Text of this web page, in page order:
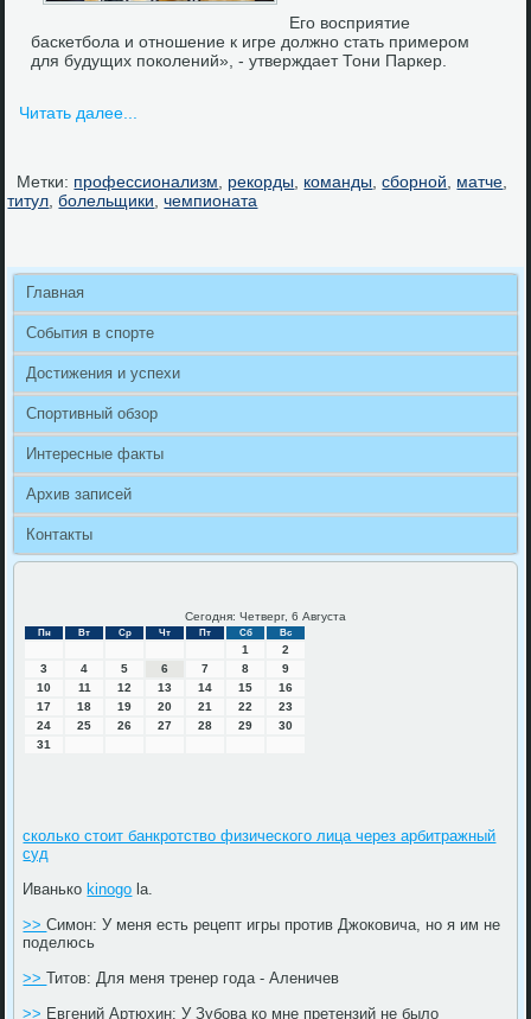
Его восприятие
баскетбола и отношение к игре должно стать примером
для будущих поколений», - утверждает Тони Паркер.
Читать далее...
Метки: профессионализм рекорды команды ,сборной матче
титул ,болельщики ,чемпионата
Главная
События в спорте
Достижения и успехи
Спортивный обзор
Интересные факты
Архив записей
Контакты
Сегодня: Четверг, 6 Августа
Пн Вт Ср Чт Пт Сб Вс
1
2
3
4 5 6 7 8
9
10
11 12 13 14 15
16
17
18 19 20 21 22
23
24
25 26 27 28 29
30
31
сколько стоит банкротство физического лица через арбитражный
суд
Иванько kinogo la.
>>Симон: У меня есть рецепт игры против Джоковича, но я им не
поделюсь
>>Титов: Для меня тренер года - Аленичев
>> Евгений Артюхин: У Зубова ко мне претензий не было